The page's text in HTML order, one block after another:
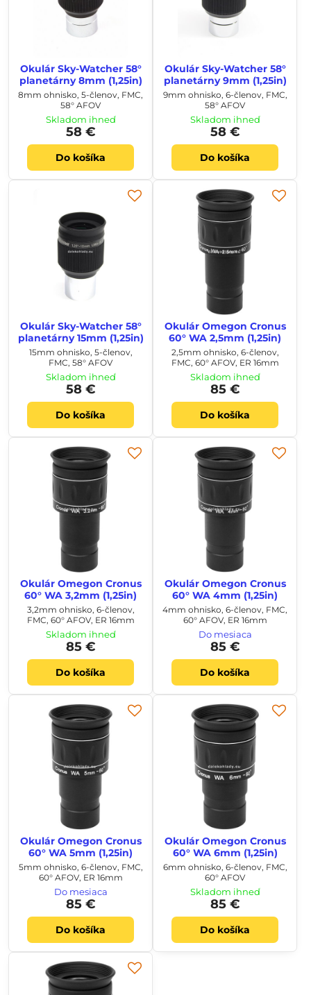
Okulár Sky-Watcher 58°
planetárny 8mm (1,25in)
8mm ohnisko, 5-členov, FMC,
58° AFOV
Skladom ihneď
58 €
Do košíka
Okulár Sky-Watcher 58°
planetárny 9mm (1,25in)
9mm ohnisko, 6-členov, FMC,
58° AFOV
Skladom ihneď
58 €
Do košíka
Okulár Sky-Watcher 58°
planetárny 15mm (1,25in)
15mm ohnisko, 5-členov,
FMC, 58° AFOV
Skladom ihneď
58 €
Do košíka
Okulár Omegon Cronus
60° WA 2,5mm (1,25in)
2,5mm ohnisko, 6-členov,
FMC, 60° AFOV, ER 16mm
Skladom ihneď
85 €
Do košíka
Okulár Omegon Cronus
60° WA 3,2mm (1,25in)
3,2mm ohnisko, 6-členov,
FMC, 60° AFOV, ER 16mm
Skladom ihneď
85 €
Do košíka
Okulár Omegon Cronus
60° WA 4mm (1,25in)
4mm ohnisko, 6-členov, FMC,
60° AFOV, ER 16mm
Do mesiaca
85 €
Do košíka
Okulár Omegon Cronus
60° WA 5mm (1,25in)
5mm ohnisko, 6-členov, FMC,
60° AFOV, ER 16mm
Do mesiaca
85 €
Do košíka
Okulár Omegon Cronus
60° WA 6mm (1,25in)
6mm ohnisko, 6-členov, FMC,
60° AFOV
Skladom ihneď
85 €
Do košíka